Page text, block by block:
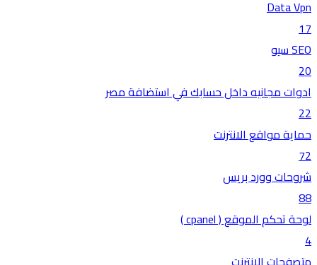
Data Vpn
17
SEO سيو
20
ادوات مجانيه داخل حسابك في استضافة مصر
22
حماية مواقع الانترنت
72
شروحات وورد بريس
88
لوحة تحكم الموقع ( cpanel )
4